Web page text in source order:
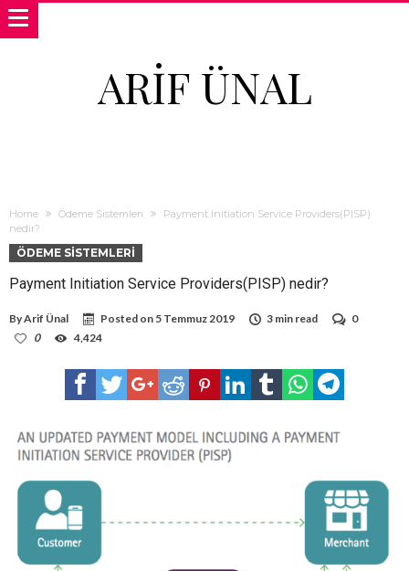
ARIF ÜNAL
Home Ödeme Sistemleri
Payment Initiation Service Providers(PISP)
nedir?
ÖDEME SISTEMLERI
Payment Initiation Service Providers(PISP) nedir?
ByArif Ünal Posted on 5 Temmuz 2019 3 min read
0
0
4,424